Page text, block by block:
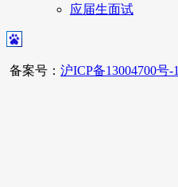
应届生面试
备案号： 沪ICP备13004700号-1